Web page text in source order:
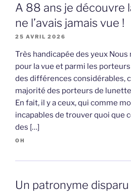
A 88 ans je découvre
ne l’avais jamais vue !
25 AVRIL 2026
Très handicapée des yeux
pour la vue et parmi les
des différences considérables,
majorité des porteurs de
En fait, il y a ceux, qui comme
incapables de trouver quoi que
des […]
OH
Un patronyme